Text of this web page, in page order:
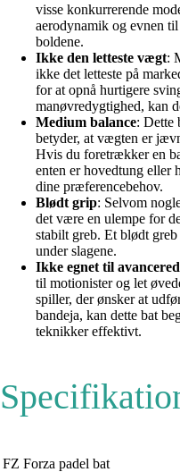
visse konkurrerende
aerodynamik og evnen
boldene.
Ikke den letteste vægt:
ikke det letteste på
for at opnå hurtigere
manøvredygtighed, kan
Medium balance: Dette
betyder, at vægten er
Hvis du foretrækker en
enten er hovedtung eller
dine præferencebehov.
Blødt grip: Selvom
det være en ulempe for
stabilt greb. Et blødt
under slagene.
Ikke egnet til
til motionister og let
spiller, der ønsker at
bandeja, kan dette bat
teknikker effektivt.
FZ Forza padel bat